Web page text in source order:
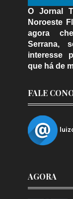
O Jornal
Noroeste
agora
Serrana,
interesse
que há de
FALE
AGORA